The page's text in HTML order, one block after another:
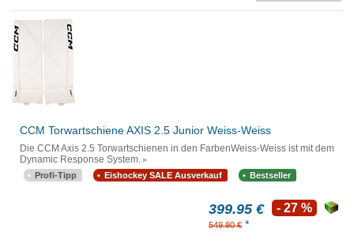
CCM Torwartschiene AXIS 2.5 Junior Weiss-Weiss
Die CCM Axis 2.5 Torwartschienen in den FarbenWeiss-Weiss ist mit dem
Dynamic Response System.
Profi-Tipp Eishockey SALE Ausverkauf Bestseller
399.95 €
549.90 € *
- 27 %